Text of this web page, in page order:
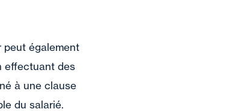
peut également
effectuant des
à une clause
du salarié.